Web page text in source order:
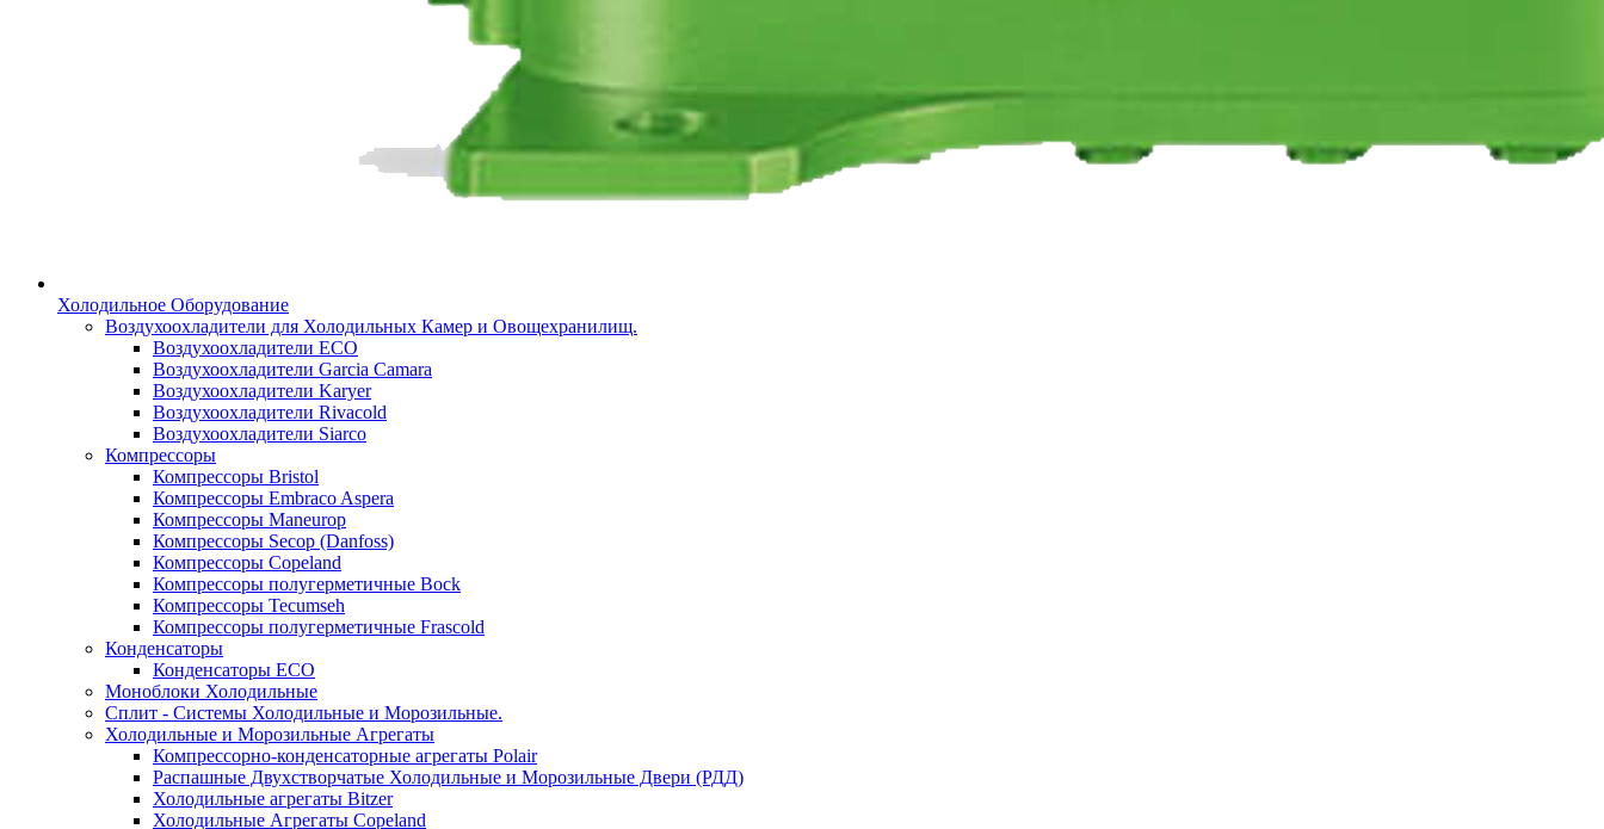
Холодильное Оборудование
Воздухоохладители для Холодильных Камер и Овощехранилищ.
Воздухоохладители ECO
Воздухоохладители Garcia Camara
Воздухоохладители Karyer
Воздухоохладители Rivacold
Воздухоохладители Siarco
Компрессоры
Компрессоры Bristol
Компрессоры Embraco Aspera
Компрессоры Maneurop
Компрессоры Secop (Danfoss)
Компрессоры Copeland
Компрессоры полугерметичные Bock
Компрессоры Tecumseh
Компрессоры полугерметичные Frascold
Конденсаторы
Конденсаторы ECO
Моноблоки Холодильные
Сплит - Системы Холодильные и Морозильные.
Холодильные и Морозильные Агрегаты
Компрессорно-конденсаторные агрегаты Polair
Распашные Двухстворчатые Холодильные и Морозильные Двери (РДД)
Холодильные агрегаты Bitzer
Холодильные Агрегаты Copeland